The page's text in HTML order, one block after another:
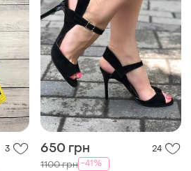
3 650 грн 24
1100 грн -41%